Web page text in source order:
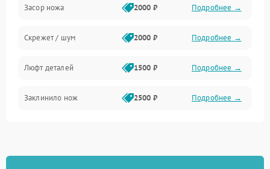
Засор ножа 2000 ₽ Подробнее →
Скрежет / шум 2000 ₽ Подробнее →
Люфт деталей 1500 ₽ Подробнее →
Заклинило нож 2500 ₽ Подробнее →